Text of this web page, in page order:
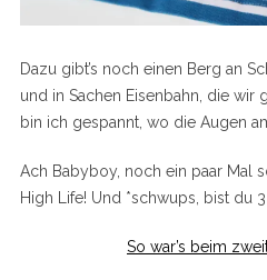
Dazu gibt’s noch einen Berg an
und in Sachen Eisenbahn, die wir
bin ich gespannt, wo die Augen
Ach Babyboy, noch ein paar Mal
High Life! Und *schwups, bist du
So war’s beim